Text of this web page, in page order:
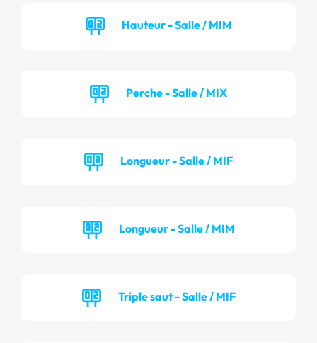
Hauteur - Salle / MIM
Perche - Salle / MIX
Longueur - Salle / MIF
Longueur - Salle / MIM
Triple saut - Salle / MIF